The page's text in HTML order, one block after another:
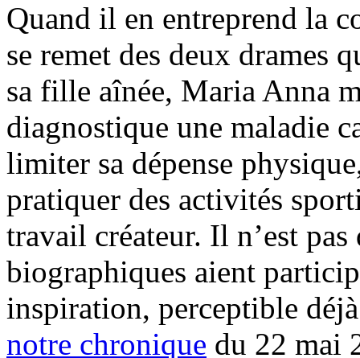
Quand il en entreprend la
se remet des deux drames
sa fille aînée, Maria Anna
diagnostique une maladie
limiter sa dépense
pratiquer des activités
travail créateur. Il n’est
biographiques aient
inspiration, perceptible
notre chronique du 22 mai